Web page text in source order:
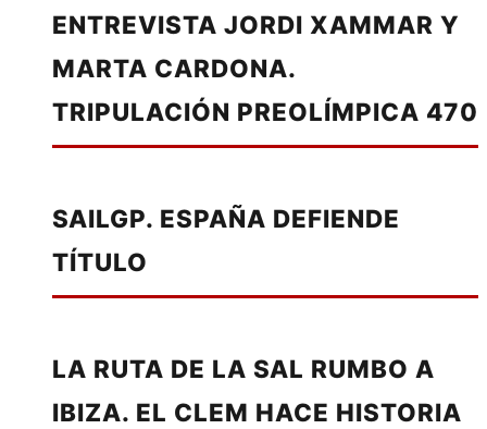
ENTREVISTA JORDI XAMMAR Y
MARTA CARDONA.
TRIPULACIÓN PREOLÍMPICA 470
SAILGP. ESPAÑA DEFIENDE
TÍTULO
LA RUTA DE LA SAL RUMBO A
IBIZA. EL CLEM HACE HISTORIA